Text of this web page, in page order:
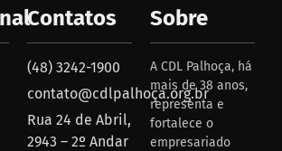
Contatos
(48) 3242-1900
contato@cdlpalhoça.org.br
Rua 24 de Abril,
2943 – 2º Andar
Sobre
A CDL Palhoça, há
mais de 38 anos,
representa e
fortalece o
empresariado